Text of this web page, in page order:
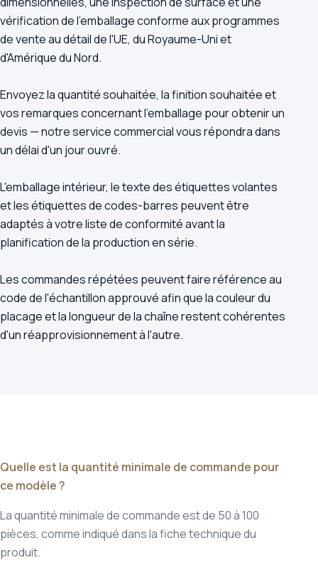
vérification de l'emballage conforme aux programmes
de vente au détail de l'UE, du Royaume-Uni et
d'Amérique du Nord.
Envoyez la quantité souhaitée, la finition souhaitée et
vos remarques concernant l'emballage pour obtenir un
devis — notre service commercial vous répondra dans
un délai d'un jour ouvré.
L'emballage intérieur, le texte des étiquettes volantes
et les étiquettes de codes-barres peuvent être
adaptés à votre liste de conformité avant la
planification de la production en série.
Les commandes répétées peuvent faire référence au
code de l'échantillon approuvé afin que la couleur du
placage et la longueur de la chaîne restent cohérentes
d'un réapprovisionnement à l'autre.
Quelle est la quantité minimale de commande pour
ce modèle ?
La quantité minimale de commande est de 50 à 100
pièces, comme indiqué dans la fiche technique du
produit.